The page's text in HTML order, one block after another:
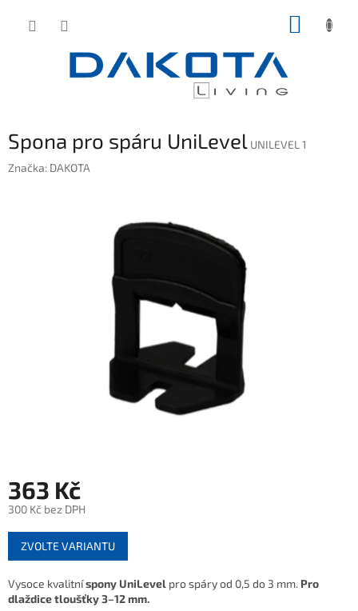
Spona pro spáru UniLevel UNILEVEL 1
Značka: DAKOTA
363 Kč
300 Kč bez DPH
Měrná
cena:
ZVOLTE VARIANTU
Vysoce kvalitníspony UniLevel pro spáry od 0,5 do 3 mm. Pro
dlaždice tloušťky 3–12 mm.